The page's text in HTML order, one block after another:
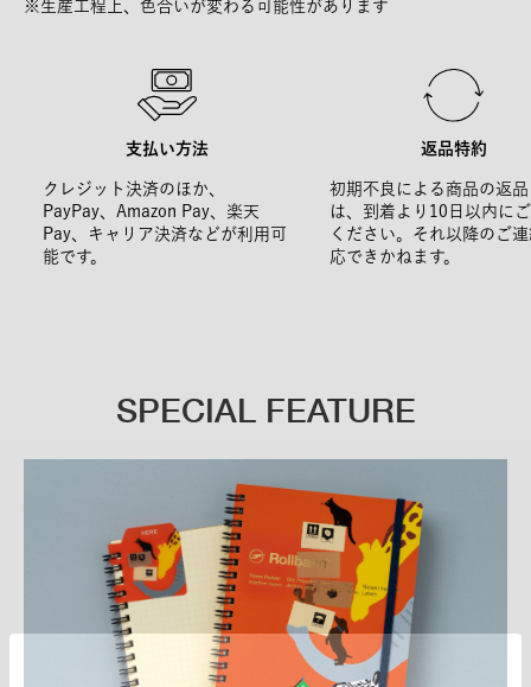
※生産工程上、色合いが変わる可能性があります
支払い方法
クレジット決済のほか、
PayPay、Amazon Pay、楽天
Pay、キャリア決済などが利用可
能です。
返品特約
初期不良による商品の返
は、到着より10日以内に
ください。それ以降のご
応できかねます。
SPECIAL FEATURE